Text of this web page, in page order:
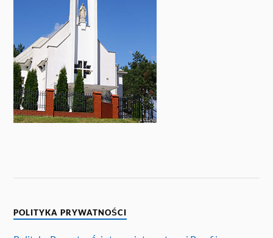
POLITYKA PRYWATNOŚCI